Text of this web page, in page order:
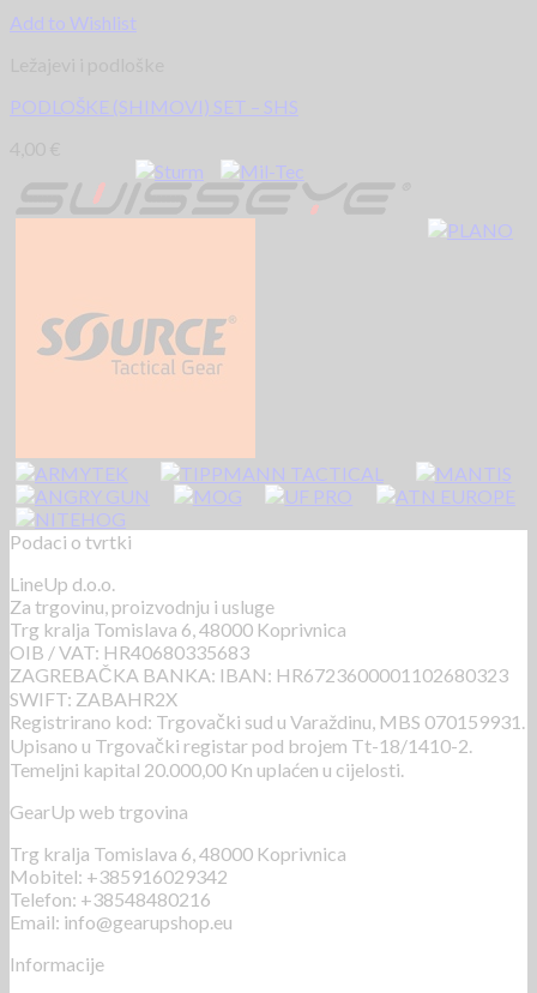
Add to Wishlist
PODLOŠKE (SHIMOVI) SET – SHS
Podaci o tvrtki
LineUp d.o.o.
Za trgovinu, proizvodnju i usluge
Trg kralja Tomislava 6, 48000 Koprivnica
OIB / VAT: HR40680335683
ZAGREBAČKA BANKA: IBAN: HR6723600001102680323
SWIFT: ZABAHR2X
Registrirano kod: Trgovački sud u Varaždinu, MBS 070159931.
Upisano u Trgovački registar pod brojem Tt-18/1410-2.
Temeljni kapital 20.000,00 Kn uplaćen u cijelosti.
GearUp web trgovina
Trg kralja Tomislava 6, 48000 Koprivnica
Mobitel: +385916029342
Telefon: +38548480216
Email: info@gearupshop.eu
Informacije